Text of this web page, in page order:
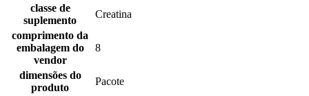
classe de
suplemento
Creatina
comprimento da
embalagem do
vendor
8
dimensões do
produto
Pacote